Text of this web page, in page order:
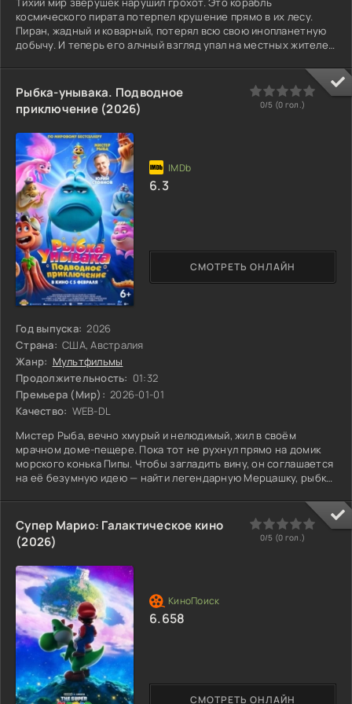
космического пирата потерпел крушение прямо в их лесу.
Пиран, жадный и коварный, потерял всю свою инопланетную
добычу. И теперь его алчный взгляд упал на местных жителей
Мишка первым понял угрозу. Но он не один. Рядом верный
крокодильчик Гоша, непоседливая свинка Хрюня, мудрая
панда По и другие. Их беззаботная жизнь вмиг превратилась
в погоню и сопротивление. Пират хитер и вооружён до зубов.
Он
Рыбка-унывака. Подводное
приключение (2026)
Год выпуска: 2026
Страна: США, Австралия
Жанр: Мультфильмы
Продолжительность: 01:32
Премьера (Мир): 2026-01-01
Качество: WEB-DL
Мистер Рыба, вечно хмурый и нелюдимый, жил в своём
мрачном доме-пещере. Пока тот не рухнул прямо на домик
морского конька Пипы. Чтобы загладить вину, он соглашается
на её безумную идею — найти легендарную Мерцашку, рыбку,
паломничество. К ним присоединяются другие: краб-
мечтатель, старая черепаха. У каждого своя надежда, своя
давняя мечта. Мистер Рыба ворчит, но шагает вперёд, а Пипа
своей верой согревает этот маленький отряд. Они
преодолевают тёмные
СМОТРЕТЬ ОНЛАЙН
6.3
0 4 5
0/5 (0 гол.)
Супер Марио: Галактическое кино
(2026)
СМОТРЕТЬ ОНЛАЙН
6.658
0 1 4 5
0/5 (0 гол.)